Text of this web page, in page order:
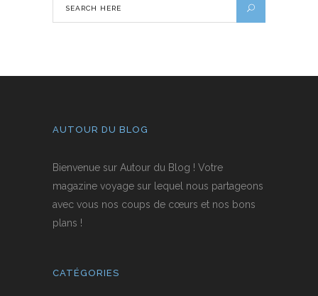
AUTOUR DU BLOG
Bienvenue sur Autour du Blog ! Votre
magazine voyage sur lequel nous partageons
avec vous nos coups de cœurs et nos bons
plans !
CATÉGORIES